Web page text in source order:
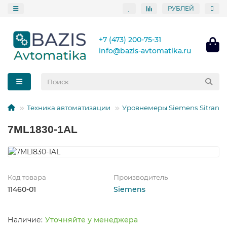
РУБЛЕЙ
+7 (473) 200-75-31
info@bazis-avtomatika.ru
Техника автоматизации Уровнемеры Siemens Sitrans
7ML1830-1AL
Код товара
11460-01
Производитель
Siemens
Уточняйте у менеджера